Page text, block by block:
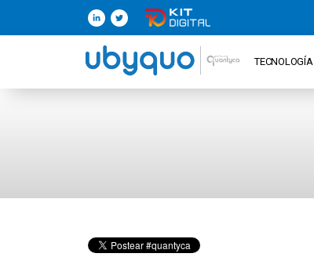
TECNOLOGÍA